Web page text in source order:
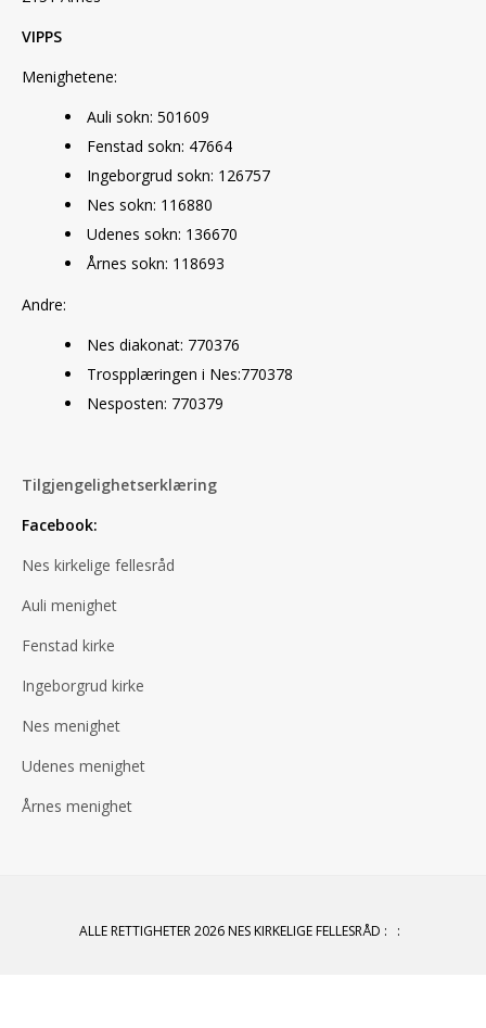
VIPPS
Menighetene:
Auli sokn: 501609
Fenstad sokn: 47664
Ingeborgrud sokn: 126757
Nes sokn: 116880
Udenes sokn: 136670
Årnes sokn: 118693
Andre:
Nes diakonat: 770376
Trospplæringen i Nes:770378
Nesposten: 770379
Tilgjengelighetserklæring
Facebook:
Nes kirkelige fellesråd
Auli menighet
Fenstad kirke
Ingeborgrud kirke
Nes menighet
Udenes menighet
Årnes menighet
ALLE RETTIGHETER 2026 NES KIRKELIGE FELLESRÅD : :